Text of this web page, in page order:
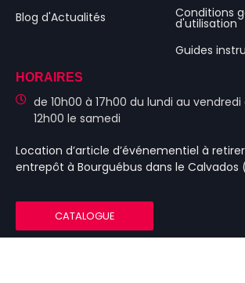
Blog d'Actualités
Conditions
d'utilisation
Guides
HORAIRES
de 10h00 à 17h00 du lundi au
12h00 le samedi
Location d’article d’événementiel à
entrepôt à Bourguébus dans le Calvados
CATALOGUE